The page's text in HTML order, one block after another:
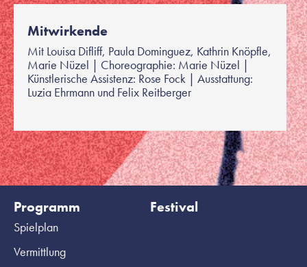
Mitwirkende
Mit Louisa Difliff, Paula Dominguez, Kathrin Knöpfle,
Marie Nüzel | Choreographie: Marie Nüzel |
Künstlerische Assistenz: Rose Fock | Ausstattung:
Luzia Ehrmann und Felix Reitberger
Programm
Spielplan
Vermittlung
Festival